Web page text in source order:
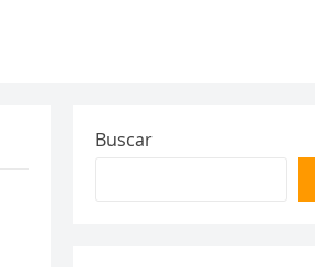
Buscar